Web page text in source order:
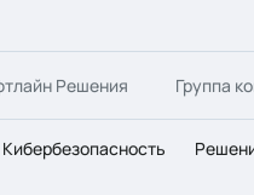
Решения Группа
Кибербезопасность